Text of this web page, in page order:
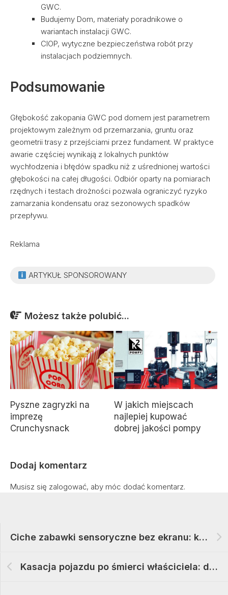
GWC.
Budujemy Dom, materiały poradnikowe o
wariantach instalacji GWC.
CIOP, wytyczne bezpieczeństwa robót przy
instalacjach podziemnych.
Podsumowanie
Głębokość zakopania GWC pod domem jest parametrem
projektowym zależnym od przemarzania, gruntu oraz
geometrii trasy z przejściami przez fundament. W praktyce
awarie częściej wynikają z lokalnych punktów
wychłodzenia i błędów spadku niż z uśrednionej wartości
głębokości na całej długości. Odbiór oparty na pomiarach
rzędnych i testach drożności pozwala ograniczyć ryzyko
zamarzania kondensatu oraz sezonowych spadków
przepływu.
Reklama
ARTYKUŁ SPONSOROWANY
Możesz także polubić...
Pyszne zagryzki na
imprezę
Crunchysnack
W jakich miejscach
najlepiej kupować
dobrej jakości pompy
Dodaj komentarz
Musisz się zalogować, aby móc dodać komentarz.
Ciche zabawki sensoryczne bez ekranu: kryteria
Kasacja pojazdu po śmierci właściciela: dokumenty